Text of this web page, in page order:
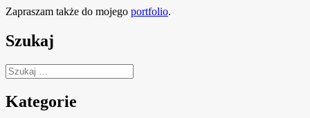
Zapraszam także do mojego portfolio.
Szukaj
Szukaj:
Kategorie